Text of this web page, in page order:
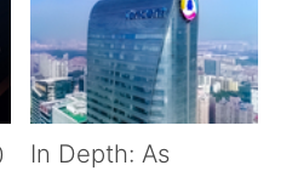
In Depth: As